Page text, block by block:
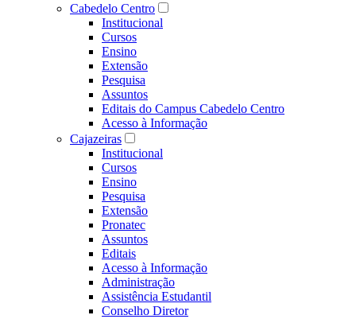
Cabedelo Centro
Institucional
Cursos
Ensino
Extensão
Pesquisa
Assuntos
Editais do Campus Cabedelo Centro
Acesso à Informação
Cajazeiras
Institucional
Cursos
Ensino
Pesquisa
Extensão
Pronatec
Assuntos
Editais
Acesso à Informação
Administração
Assistência Estudantil
Conselho Diretor